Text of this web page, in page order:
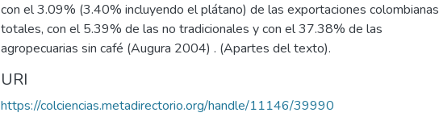
con el 3.09% (3.40% incluyendo el plátano) de las exportaciones colombianas
totales, con el 5.39% de las no tradicionales y con el 37.38% de las
agropecuarias sin café (Augura 2004) . (Apartes del texto).
URI
https://colciencias.metadirectorio.org/handle/11146/39990